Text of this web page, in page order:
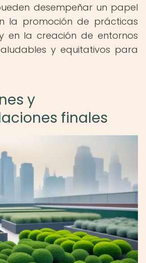
desempeñar un papel
la promoción de prácticas
en la creación de entornos
y equitativos para
y
finales